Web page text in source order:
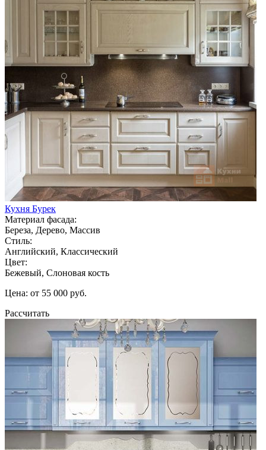
Кухня Бурек
Материал фасада:
Береза, Дерево, Массив
Стиль:
Английский, Классический
Цвет:
Бежевый, Слоновая кость
Цена: от 55 000 руб.
Рассчитать